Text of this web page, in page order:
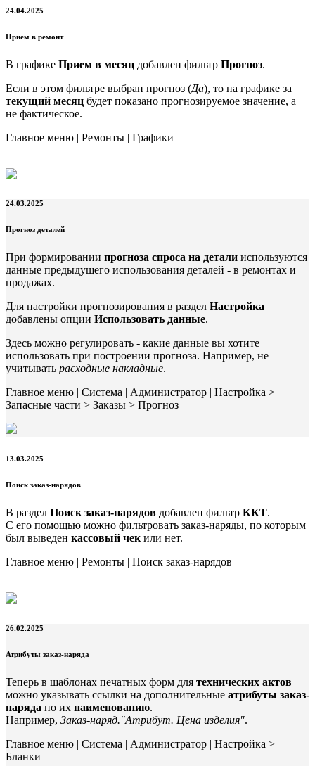
24.04.2025
Прием в ремонт
В графике Прием в месяц добавлен фильтр Прогноз.
Если в этом фильтре выбран прогноз (Да), то на графике за
текущий месяц будет показано прогнозируемое значение, а
не фактическое.
Главное меню | Ремонты | Графики
24.03.2025
Прогноз деталей
При формировании прогноза спроса на детали используются
данные предыдущего использования деталей - в ремонтах и
продажах.
Для настройки прогнозирования в раздел Настройка
добавлены опции Использовать данные.
Здесь можно регулировать - какие данные вы хотите
использовать при построении прогноза. Например, не
учитывать расходные накладные.
Главное меню | Система | Администратор | Настройка >
Запасные части > Заказы > Прогноз
13.03.2025
Поиск заказ-нарядов
В раздел Поиск заказ-нарядов добавлен фильтр ККТ.
С его помощью можно фильтровать заказ-наряды, по которым
был выведен кассовый чек или нет.
Главное меню | Ремонты | Поиск заказ-нарядов
26.02.2025
Атрибуты заказ-наряда
Теперь в шаблонах печатных форм для технических актов
можно указывать ссылки на дополнительные атрибуты заказ-
наряда по их наименованию.
Например, Заказ-наряд."Атрибут. Цена изделия".
Главное меню | Система | Администратор | Настройка >
Бланки